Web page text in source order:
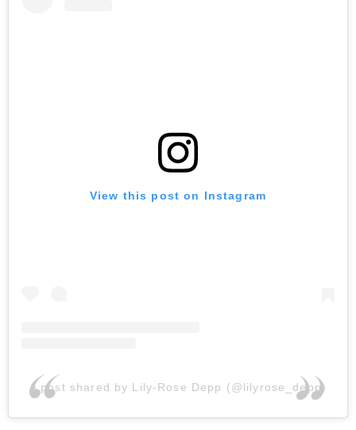
View this post on Instagram
A post shared by Lily-Rose Depp (@lilyrose_depp)